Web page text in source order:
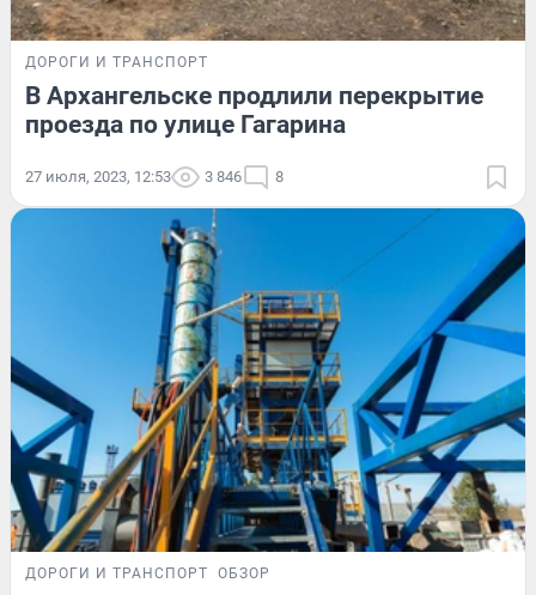
ДОРОГИ И ТРАНСПОРТ
В Архангельске продлили перекрытие
проезда по улице Гагарина
27 июля, 2023, 12:53 3 846 8
ДОРОГИ И ТРАНСПОРТ ОБЗОР